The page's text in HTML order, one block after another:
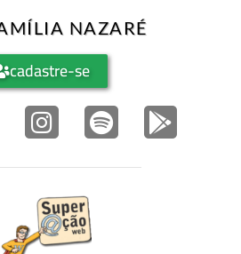
NAZARÉ
cadastre-se